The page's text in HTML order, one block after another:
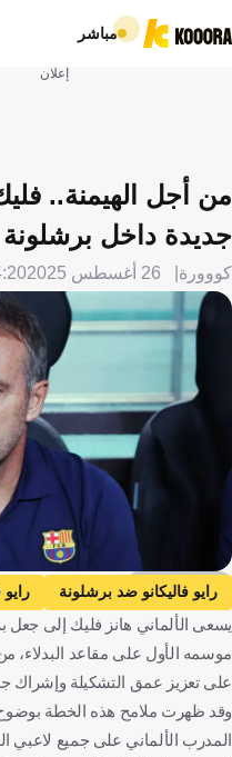
مباشر
إعلان
من أجل الهيمنة..
جديدة داخل برشلونة
كووورة 26 أغسطس 2025
Getty Images
رايو فاليكانو ضد برشلونة رايو
الدوري الإسباني
هانسي فليك
يسعى الألماني هانز فليك إلى جعل
موسمه الأول على مقاعد البدلاء،
على تعزيز عمق التشكيلة وإشراك
وقد ظهرت ملامح هذه الخطة بوضوح
المدرب الألماني على جميع لاعبي